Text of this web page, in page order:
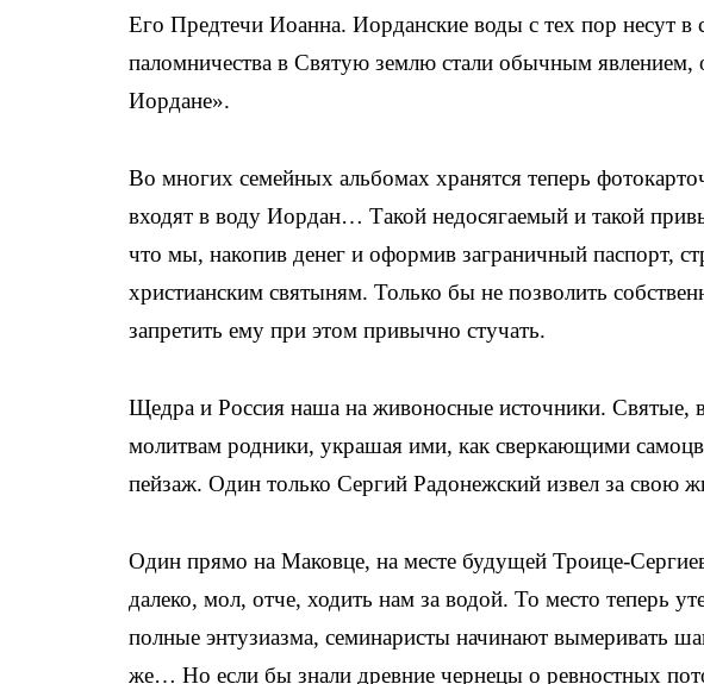
Его Предтечи Иоанна. Иорданские воды с тех пор несут в
паломничества в Святую землю стали обычным
Иордане».
Во многих семейных альбомах хранятся теперь
входят в воду Иордан… Такой недосягаемый и такой
что мы, накопив денег и оформив заграничный паспорт,
христианским святыням. Только бы не позволить
запретить ему при этом привычно стучать.
Щедра и Россия наша на живоносные источники. Святые,
молитвам родники, украшая ими, как сверкающими
пейзаж. Один только Сергий Радонежский извел за свою
Один прямо на Маковце, на месте будущей Троице-
далеко, мол, отче, ходить нам за водой. То место теперь
полные энтузиазма, семинаристы начинают вымеривать
же… Но если бы знали древние чернецы о ревностных